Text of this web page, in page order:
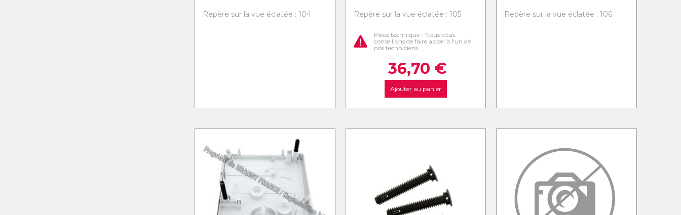
Repère sur la vue éclatée : 104 Repère sur la vue éclatée : 105
Pièce technique - Nous vous
conseillons de faire appel à l'un de
nos techniciens
36,70 €
Ajouter au panier
Repère sur la vue éclatée : 106